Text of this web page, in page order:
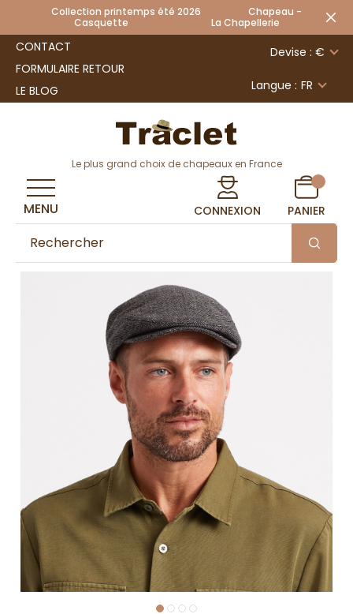
Collection printemps été 2026 Chapeau -
Casquette La Chapellerie
CONTACT
FORMULAIRE RETOUR
LE BLOG
Devise : €
Langue : FR
Le plus grand choix de chapeaux en France
CONNEXION PANIER
MENU